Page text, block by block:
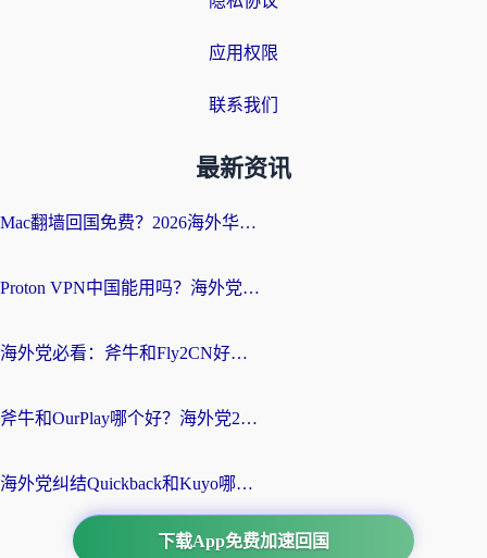
应用权限
联系我们
最新资讯
Mac翻墙回国免费？2026海外华人亲测：从CCTV5直播到国内APP，这样选加速器才靠谱
Proton VPN中国能用吗？海外党选回国加速器的避坑指南（附番茄加速器实测）
海外党必看：斧牛和Fly2CN好用吗？3招教你选对回国加速器（附免费试用攻略）
斧牛和OurPlay哪个好？海外党2026亲测：选对加速器，国内资源秒加载
海外党纠结Quickback和Kuyo哪个好？选对回国加速器才能无缝刷国内资源
下载App免费加速回国